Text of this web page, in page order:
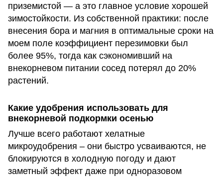
приземистой — а это главное условие хорошей
зимостойкости. Из собственной практики: после
внесения бора и магния в оптимальные сроки на
моем поле коэффициент перезимовки был
более 95%, тогда как сэкономивший на
внекорневом питании сосед потерял до 20%
растений.
Какие удобрения использовать для
внекорневой подкормки осенью
Лучше всего работают хелатные
микроудобрения – они быстро усваиваются, не
блокируются в холодную погоду и дают
заметный эффект даже при одноразовом